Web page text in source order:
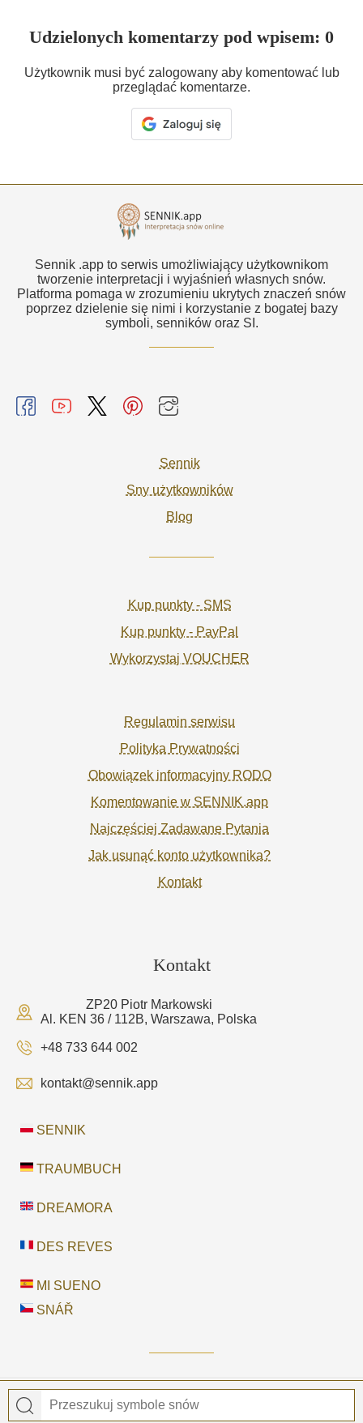
Udzielonych komentarzy pod wpisem: 0
Użytkownik musi być zalogowany aby komentować lub
przeglądać komentarze.
Sennik .app to serwis umożliwiający użytkownikom
tworzenie interpretacji i wyjaśnień własnych snów.
Platforma pomaga w zrozumieniu ukrytych znaczeń snów
poprzez dzielenie się nimi i korzystanie z bogatej bazy
symboli, senników oraz SI.
Sennik
Sny użytkowników
Blog
Kup punkty - SMS
Kup punkty - PayPal
Wykorzystaj VOUCHER
Regulamin serwisu
Polityka Prywatności
Obowiązek informacyjny RODO
Komentowanie w SENNIK.app
Najczęściej Zadawane Pytania
Jak usunąć konto użytkownika?
Kontakt
Kontakt
ZP20 Piotr Markowski
Al. KEN 36 / 112B, Warszawa, Polska
+48 733 644 002
kontakt@sennik.app
SENNIK
TRAUMBUCH
DREAMORA
DES REVES
MI SUENO
SNÁŘ
© 2026